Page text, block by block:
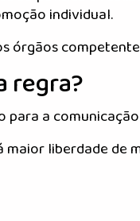
individual.
órgãos
regra?
para a
liberdade de